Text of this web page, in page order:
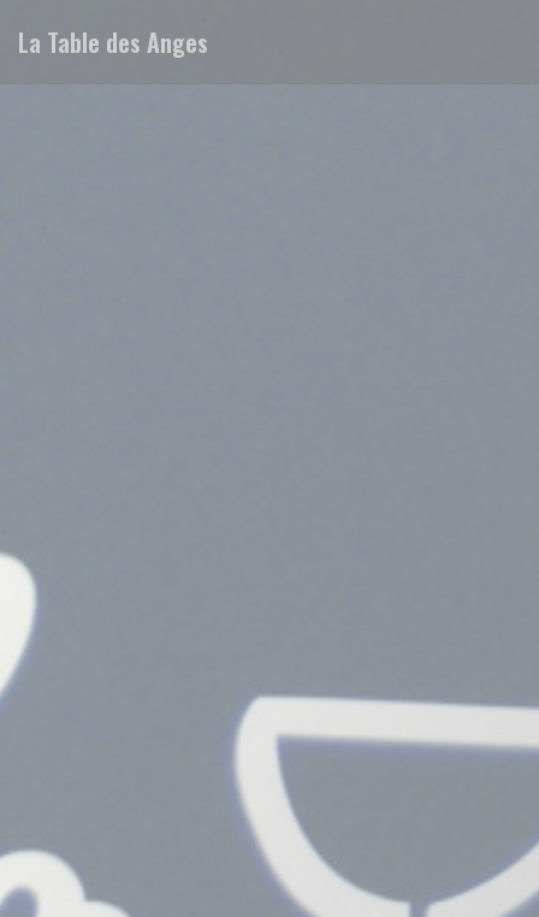
La Table des Anges